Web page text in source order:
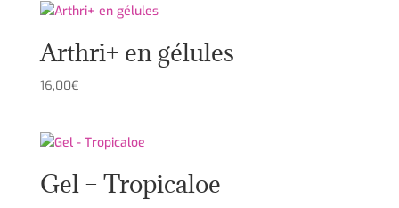
Arthri+ en gélules
16,00€
Gel – Tropicaloe